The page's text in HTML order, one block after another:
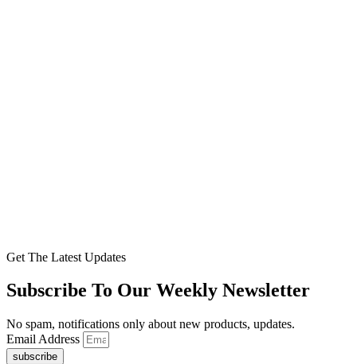
Get The Latest Updates
Subscribe To Our Weekly Newsletter
No spam, notifications only about new products, updates.
Email Address
subscribe